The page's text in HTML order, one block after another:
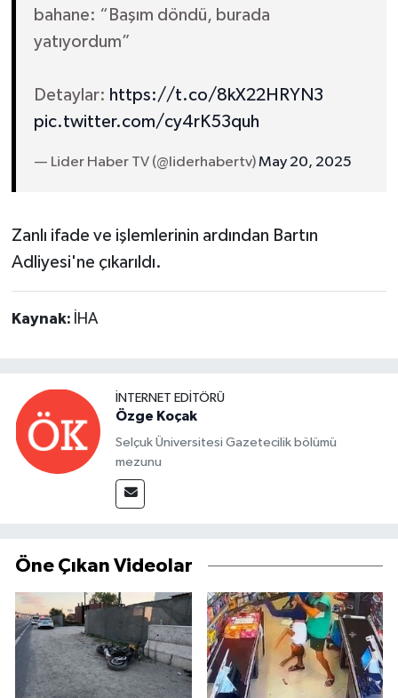
bahane: “Başım döndü, burada
yatıyordum”
Detaylar: https://t.co/8kX22HRYN3
pic.twitter.com/cy4rK53quh
— Lider Haber TV (@liderhabertv)May 20, 2025
Zanlı ifade ve işlemlerinin ardından Bartın
Adliyesi'ne çıkarıldı.
Kaynak: İHA
İNTERNET EDITÖRÜ
Özge Koçak
Selçuk Üniversitesi Gazetecilik bölümü
mezunu
Öne Çıkan Videolar